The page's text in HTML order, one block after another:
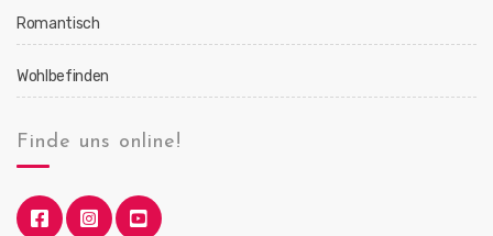
Romantisch
Wohlbefinden
Finde uns online!